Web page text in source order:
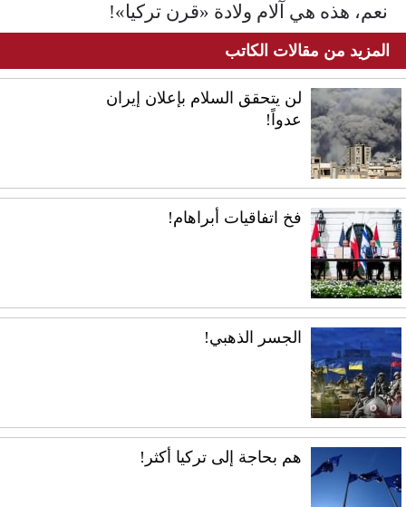
نعم، هذه هي آلام ولادة «قرن تركيا»!
المزيد من مقالات الكاتب
لن يتحقق السلام بإعلان إيران
عدواً!
فخ اتفاقيات أبراهام!
الجسر الذهبي!
هم بحاجة إلى تركيا أكثر!